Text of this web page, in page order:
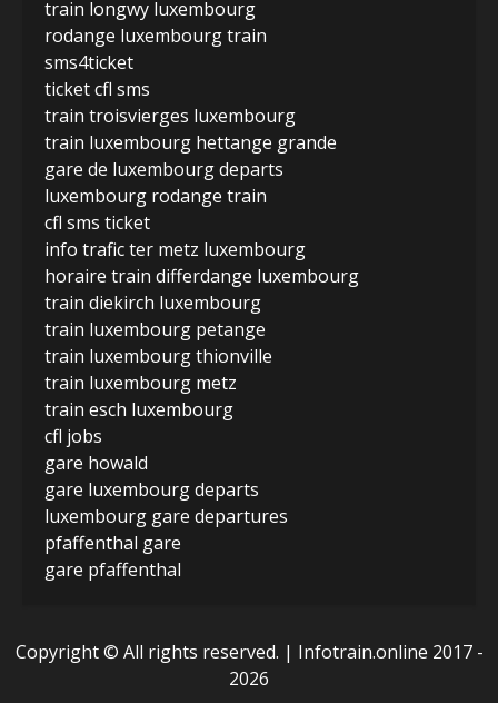
train longwy luxembourg
rodange luxembourg train
sms4ticket
ticket cfl sms
train troisvierges luxembourg
train luxembourg hettange grande
gare de luxembourg departs
luxembourg rodange train
cfl sms ticket
info trafic ter metz luxembourg
horaire train differdange luxembourg
train diekirch luxembourg
train luxembourg petange
train luxembourg thionville
train luxembourg metz
train esch luxembourg
cfl jobs
gare howald
gare luxembourg departs
luxembourg gare departures
pfaffenthal gare
gare pfaffenthal
Copyright © All rights reserved. | Infotrain.online 2017 -
2026